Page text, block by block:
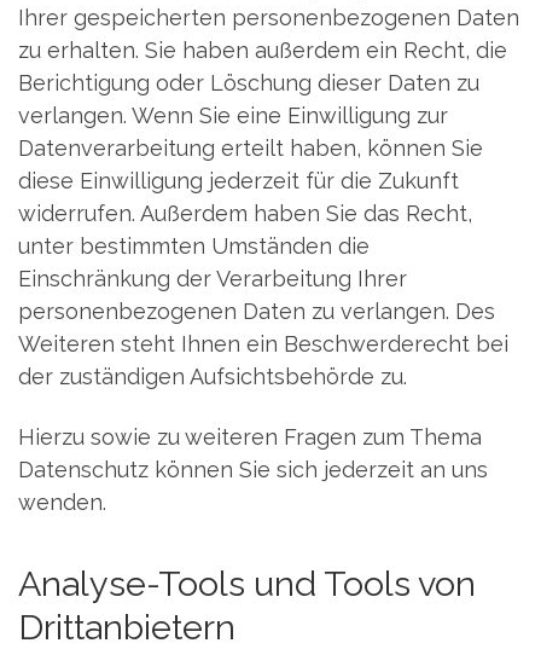
Ihrer gespeicherten personenbezogenen Daten
zu erhalten. Sie haben außerdem ein Recht, die
Berichtigung oder Löschung dieser Daten zu
verlangen. Wenn Sie eine Einwilligung zur
Datenverarbeitung erteilt haben, können Sie
diese Einwilligung jederzeit für die Zukunft
widerrufen. Außerdem haben Sie das Recht,
unter bestimmten Umständen die
Einschränkung der Verarbeitung Ihrer
personenbezogenen Daten zu verlangen. Des
Weiteren steht Ihnen ein Beschwerderecht bei
der zuständigen Aufsichtsbehörde zu.
Hierzu sowie zu weiteren Fragen zum Thema
Datenschutz können Sie sich jederzeit an uns
wenden.
Analyse-Tools und Tools von
Dritt­anbietern